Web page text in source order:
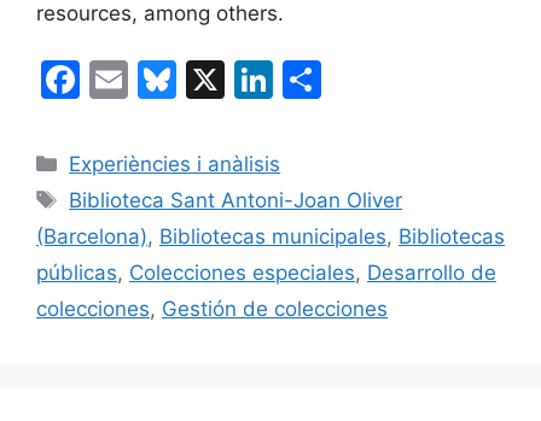
resources, among others.
F
c
e
b
o
o
E
ai
l
Bl
e
s
k
y
X
Li
k
e
dI
n
p
ar
te
ix
Categories
Experiències i anàlisis
Etiquetes
Biblioteca Sant Antoni-Joan Oliver
(Barcelona), Bibliotecas municipales, Bibliotecas
públicas, Colecciones especiales, Desarrollo de
colecciones, Gestión de colecciones